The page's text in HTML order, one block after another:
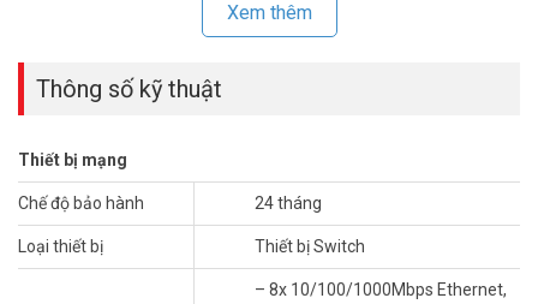
Thiết bị mạng VigorSwitch G2100 giải quyết bài toán về chi phí đầu
tư thiết bị, cụ thể: Trước đây, khi bạn cần tính năng mạnh mẽ cao
cấp trên dòng VigorSwitch G2280, nhưng lại không cần đến 24
Port. Vậy nếu bạn đầu tư VigorSwitch G2280 thì sẽ không hiệu quả
Xem thêm
Thông số kỹ thuật
Thiết bị mạng
Chế độ bảo hành 24 tháng
Loại thiết bị Thiết bị Switch
– 8x 10/100/1000Mbps Ethernet,